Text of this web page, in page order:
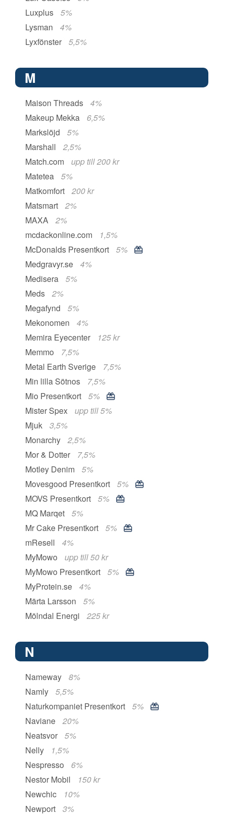
Luxplus
5%
Lysman
4%
Lyxfönster
5,5%
M
Maison Threads
4%
Makeup Mekka
6,5%
Markslöjd
5%
Marshall
2,5%
Match.com
upp till 200 kr
Matetea
5%
Matkomfort
200 kr
Matsmart
2%
MAXA
2%
mcdackonline.com
1,5%
McDonalds Presentkort
5%
Medgravyr.se
4%
Medisera
5%
Meds
2%
Megafynd
5%
Mekonomen
4%
Memira Eyecenter
125 kr
Memmo
7,5%
Metal Earth Sverige
7,5%
Min lilla Sötnos
7,5%
Mio Presentkort
5%
Mister Spex
upp till 5%
Mjuk
3,5%
Monarchy
2,5%
Mor & Dotter
7,5%
Motley Denim
5%
Movesgood Presentkort
5%
MOVS Presentkort
5%
MQ Marqet
5%
Mr Cake Presentkort
5%
mResell
4%
MyMowo
upp till 50 kr
MyMowo Presentkort
5%
MyProtein.se
4%
Märta Larsson
5%
Mölndal Energi
225 kr
N
Nameway
8%
Namly
5,5%
Naturkompaniet Presentkort
5%
Naviane
20%
Neatsvor
5%
Nelly
1,5%
Nespresso
6%
Nestor Mobil
150 kr
Newchic
10%
Newport
3%